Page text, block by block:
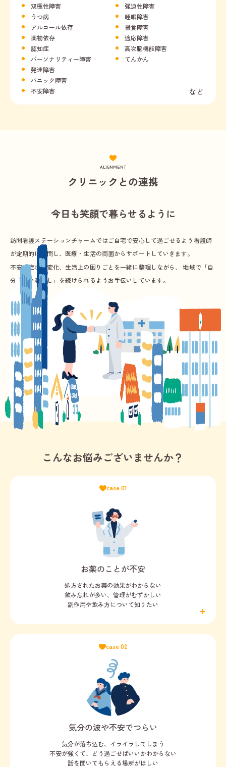
双極性障害
うつ病
アルコール依存
薬物依存
強迫性障害
睡眠障害
摂食障害
適応障害
認知症
パーソナリティー障害
発達障害
パニック障害
不安障害
高次脳機能障害
てんかん
など
ALIGNMENT
クリニックとの連携
今日も笑顔で暮らせるように
訪問看護ステーションチャームではご自宅で安心して過ごせるよう看護師
が定期的に訪問し、医療・生活の両面からサポートしていきます。
不安や症状の変化、生活上の困りごとを一緒に整理しながら、地域で「自
分らしい暮らし」を続けられるようお手伝いしています。
こんなお悩みございませんか？
case 01
お薬のことが不安
処方されたお薬の効果がわからない
飲み忘れが多い、管理がむずかしい
副作用や飲み方について知りたい
case 02
気分の波や不安でつらい
気分が落ち込む、イライラしてしまう
不安が強くて、どう過ごせばいいかわからない
話を聞いてもらえる場所がほしい